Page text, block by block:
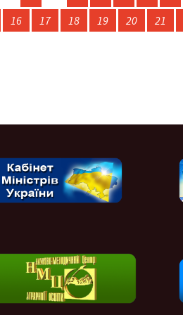
16 17 18 19 20 21